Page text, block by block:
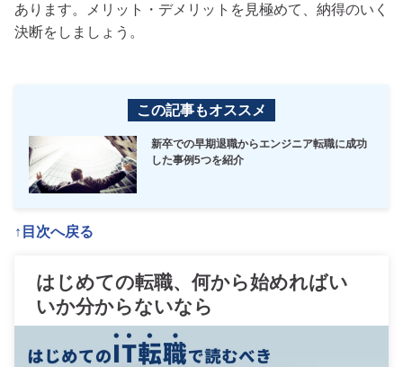
あります。メリット・デメリットを見極めて、納得のいく
決断をしましょう。
この記事もオススメ
新卒での早期退職からエンジニア転職に成功
した事例5つを紹介
↑目次へ戻る
はじめての転職、何から始めればい
いか分からないなら